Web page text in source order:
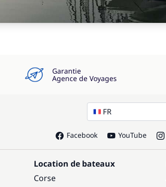
Garantie
Agence de Voyages
FR
Facebook YouTube
Location de bateaux
Corse